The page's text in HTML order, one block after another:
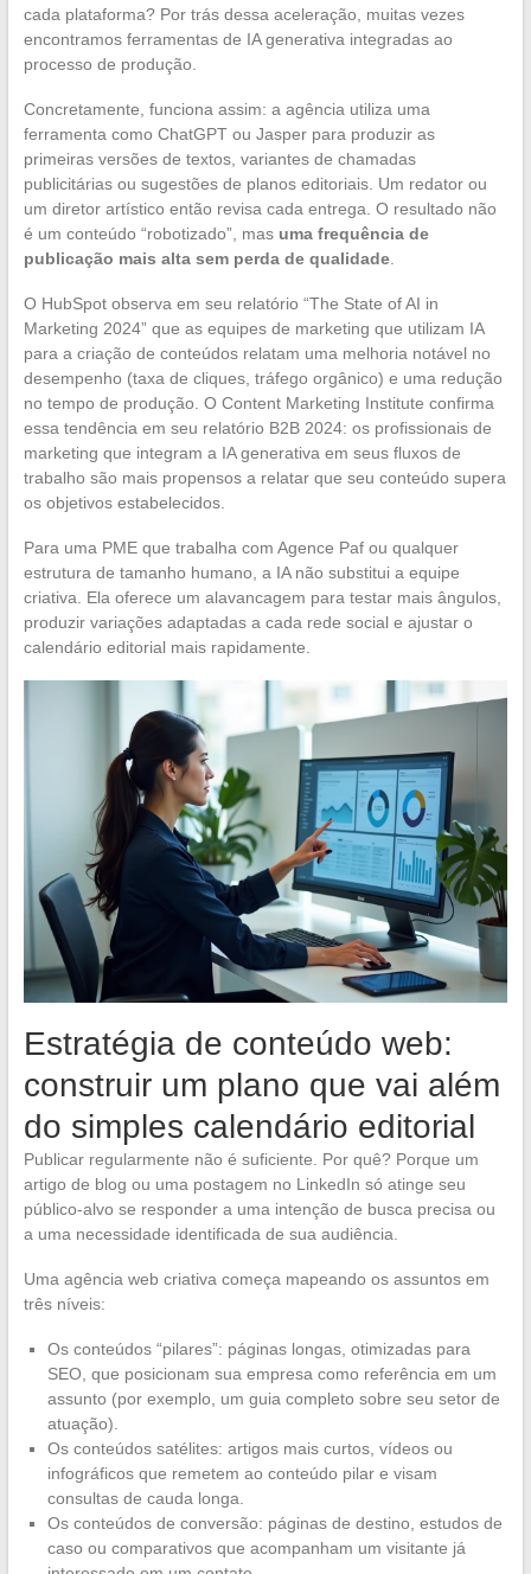
cada plataforma? Por trás dessa aceleração, muitas vezes
encontramos ferramentas de IA generativa integradas ao
processo de produção.
Concretamente, funciona assim: a agência utiliza uma
ferramenta como ChatGPT ou Jasper para produzir as
primeiras versões de textos, variantes de chamadas
publicitárias ou sugestões de planos editoriais. Um redator ou
um diretor artístico então revisa cada entrega. O resultado não
é um conteúdo “robotizado”, mas uma frequência de
publicação mais alta sem perda de qualidade.
O HubSpot observa em seu relatório “The State of AI in
Marketing 2024” que as equipes de marketing que utilizam IA
para a criação de conteúdos relatam uma melhoria notável no
desempenho (taxa de cliques, tráfego orgânico) e uma redução
no tempo de produção. O Content Marketing Institute confirma
essa tendência em seu relatório B2B 2024: os profissionais de
marketing que integram a IA generativa em seus fluxos de
trabalho são mais propensos a relatar que seu conteúdo supera
os objetivos estabelecidos.
Para uma PME que trabalha com Agence Paf ou qualquer
estrutura de tamanho humano, a IA não substitui a equipe
criativa. Ela oferece um alavancagem para testar mais ângulos,
produzir variações adaptadas a cada rede social e ajustar o
calendário editorial mais rapidamente.
Estratégia de conteúdo web:
construir um plano que vai além
do simples calendário editorial
Publicar regularmente não é suficiente. Por quê? Porque um
artigo de blog ou uma postagem no LinkedIn só atinge seu
público-alvo se responder a uma intenção de busca precisa ou
a uma necessidade identificada de sua audiência.
Uma agência web criativa começa mapeando os assuntos em
três níveis:
Os conteúdos “pilares”: páginas longas, otimizadas para
SEO, que posicionam sua empresa como referência em um
assunto (por exemplo, um guia completo sobre seu setor de
atuação).
Os conteúdos satélites: artigos mais curtos, vídeos ou
infográficos que remetem ao conteúdo pilar e visam
consultas de cauda longa.
Os conteúdos de conversão: páginas de destino, estudos de
caso ou comparativos que acompanham um visitante já